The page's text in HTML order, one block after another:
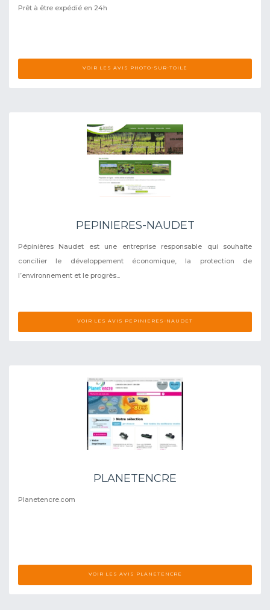
Prêt à être expédié en 24h
VOIR LES AVIS PHOTO-SUR-TOILE
PEPINIERES-NAUDET
Pépinières Naudet est une entreprise responsable qui souhaite
concilier le développement économique, la protection de
l’environnement et le progrès...
VOIR LES AVIS PEPINIERES-NAUDET
PLANETENCRE
Planetencre.com
VOIR LES AVIS PLANETENCRE